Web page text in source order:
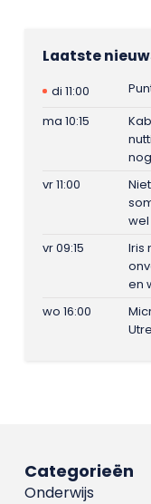
Laatste
di 11:00
ma 10:15
vr 11:00
vr 09:15
Iris
en
wo 16:00
Categorieën
Onderwijs